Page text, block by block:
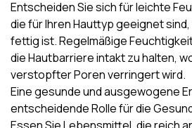
Entscheiden Sie sich für leichte
die für Ihren Hauttyp geeignet
fettig ist. Regelmäßige
die Hautbarriere intakt zu halten,
verstopfter Poren verringert wird.
Eine gesunde und ausgewogene
entscheidende Rolle für die
Essen Sie Lebensmittel, die reich